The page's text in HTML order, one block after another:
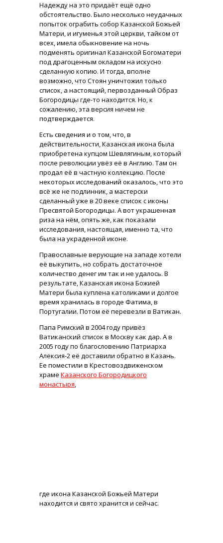
Надежду на это придаёт ещё одно
обстоятельство. Было несколько неудачных
попыток ограбить собор Казанской Божьей
Матери, и игуменья этой церкви, тайком от
всех, имела обыкновение на ночь
подменять оригинал Казанской Богоматери
под драгоценным окладом на искусно
сделанную копию. И тогда, вполне
возможно, что Стоян уничтожил только
список, а настоящий, первозданный Образ
Богородицы где-то находится. Но, к
сожалению, эта версия ничем не
подтверждается.
Есть сведения и о том, что, в
действительности, Казанская икона была
приобретена купцом Шевлягиным, который
после революции увёз её в Англию. Там он
продал её в частную коллекцию. После
некоторых исследований оказалось, что это
всё же не подлинник, а мастерски
сделанный уже в 20 веке список с иконы
Пресвятой Богородицы. А вот украшенная
риза на нём, опять же, как показали
исследования, настоящая, именно та, что
была на украденной иконе.
Православные верующие на западе хотели
её выкупить, но собрать достаточное
количество денег им так и не удалось. В
результате, Казанская икона Божией
Матери была куплена католиками и долгое
время хранилась в городе Фатима, в
Португалии. Потом её перевезли в Ватикан.
Папа Римский в 2004 году привёз
Ватиканский список в Москву как дар. А в
2005 году по благословению Патриарха
Алексия-2 её доставили обратно в Казань.
Ее поместили в Крестовоздвиженском
храме Казанского Богородицкого
монастыря,
где икона Казанской Божьей Матери
находится и свято хранится и сейчас.